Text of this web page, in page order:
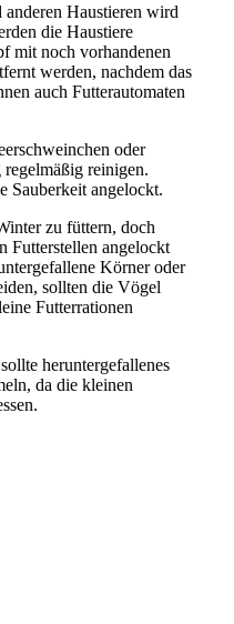
Haustieren wird
die Haustiere
mit noch vorhandenen
werden, nachdem das
auch Futterautomaten
oder
reinigen.
Sauberkeit angelockt.
zu füttern, doch
Futterstellen angelockt
Körner oder
sollten die Vögel
Futterrationen
heruntergefallenes
da die kleinen